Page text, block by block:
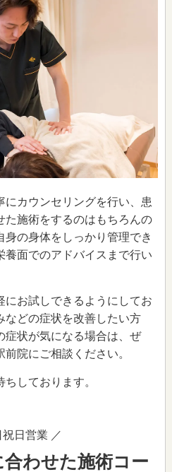
にカウンセリングを行い、患
た施術をするのはもちろんの
身の身体をしっかり管理でき
養面でのアドバイスまで行い
にお試しできるようにしてお
などの症状を改善したい方
症状が気になる場合は、ぜ
院にご相談ください。
しております。
祝日営業 ／
わせた施術コー